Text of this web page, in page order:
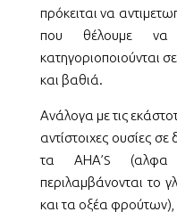
πρόκειται να
που θέλουμε να
κατηγοριοποιούνται
και βαθιά.
Ανάλογα με τις
αντίστοιχες ουσίες
τα ΑΗΑ’S (αλφα
περιλαμβάνονται το
και τα οξέα φρούτων),